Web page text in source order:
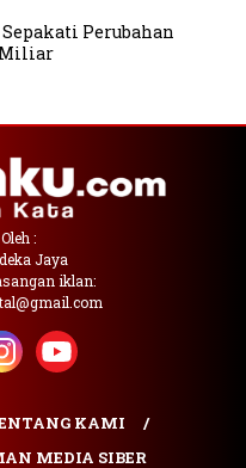
Sepakati Perubahan
Miliar
:
Jaya
iklan:
KAMI
MEDIA SIBER